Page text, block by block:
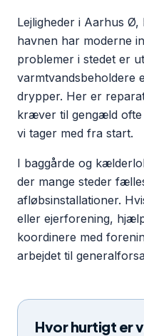
Lejligheder i Aarhus Ø,
havnen har moderne
problemer i stedet er
varmtvandsbeholdere
drypper. Her er
kræver til gengæld ofte
vi tager med fra start.
I baggårde og
der mange steder
afløbsinstallationer.
eller ejerforening,
koordinere med
arbejdet til
Hvor hurtigt er